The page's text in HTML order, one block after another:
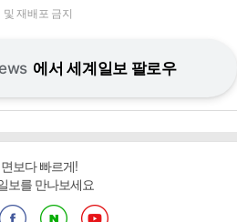
재배포 금지
에서 세계일보 팔로우
보다 빠르게!
보를 만나보세요